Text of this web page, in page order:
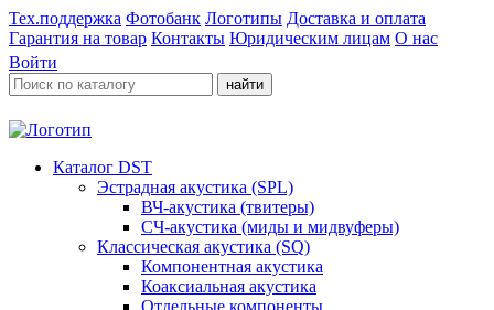
Тех.поддержка Фотобанк Логотипы Доставка и оплата
Гарантия на товар Контакты Юридическим лицам О нас
Войти
найти
Каталог DST
Эстрадная акустика (SPL)
ВЧ-акустика (твитеры)
СЧ-акустика (миды и мидвуферы)
Классическая акустика (SQ)
Компонентная акустика
Коаксиальная акустика
Отдельные компоненты